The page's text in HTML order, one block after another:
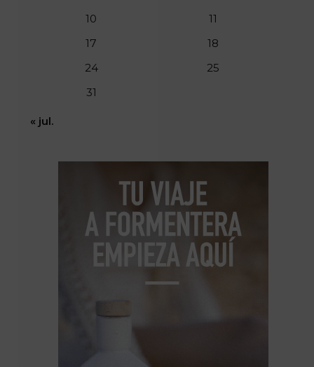
10
11
17
18
24
25
31
« jul.